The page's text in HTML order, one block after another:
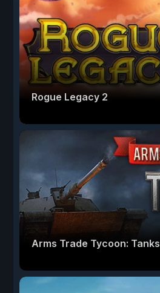
Rogue Legacy 2
Arms Trade Tycoon: Tanks